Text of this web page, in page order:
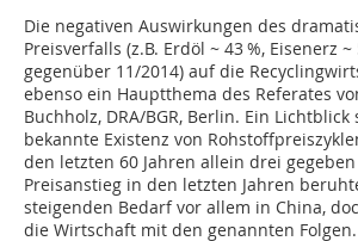
Die negativen Auswirkungen des
Preisverfalls (z.B. Erdöl ~ 43 %, Eisenerz ~
gegenüber 11/2014) auf die
ebenso ein Hauptthema des Referates
Buchholz, DRA/BGR, Berlin. Ein
bekannte Existenz von
den letzten 60 Jahren allein drei
Preisanstieg in den letzten Jahren
steigenden Bedarf vor allem in China,
die Wirtschaft mit den genannten Folgen.